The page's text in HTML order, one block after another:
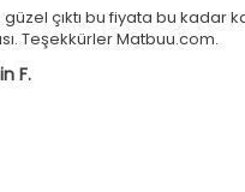
çıktı bu fiyata bu kadar
Teşekkürler Matbuu.com.
F.